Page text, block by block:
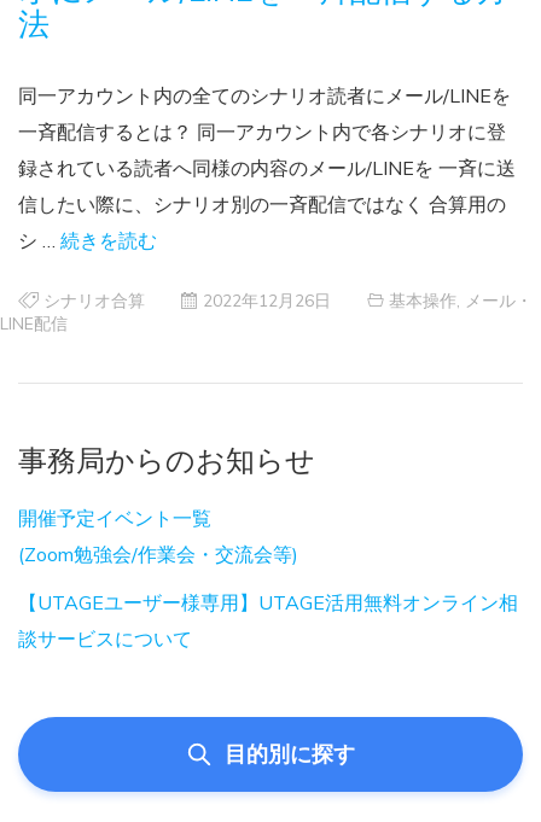
法
同一アカウント内の全てのシナリオ読者にメール/LINEを
一斉配信するとは？ 同一アカウント内で各シナリオに登
録されている読者へ同様の内容のメール/LINEを 一斉に送
信したい際に、シナリオ別の一斉配信ではなく 合算用の
シ … 続きを読む
シナリオ合算 2022年12月26日 基本操作
メール・
LINE配信
事務局からのお知らせ
開催予定イベント一覧
(Zoom勉強会/作業会・交流会等)
【UTAGEユーザー様専用】UTAGE活用無料オンライン相
談サービスについて
目的別に探す